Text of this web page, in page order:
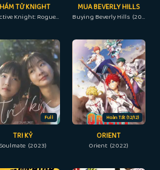
TỬ KNIGHT
Detective Knight: Rogue (2022)
MUA BEVERLY HILLS
Buying Beverly Hills (2022)
Full
TRI KỶ
Soulmate (2023)
Hoàn Tất (12/12)
ORIENT
Orient (2022)